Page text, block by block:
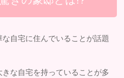
自宅に住んでいることが話題
な自宅を持っていることが多